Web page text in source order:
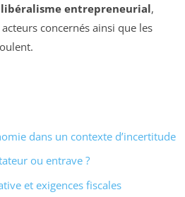
libéralisme entrepreneurial,
concernés ainsi que les
dans un contexte d’incertitude
ou entrave ?
et exigences fiscales